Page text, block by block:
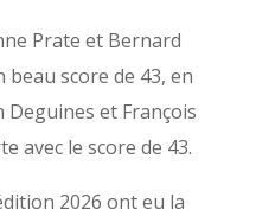
Prate et Bernard
score de 43, en
Deguines et François
avec le score de 43.
2026 ont eu la